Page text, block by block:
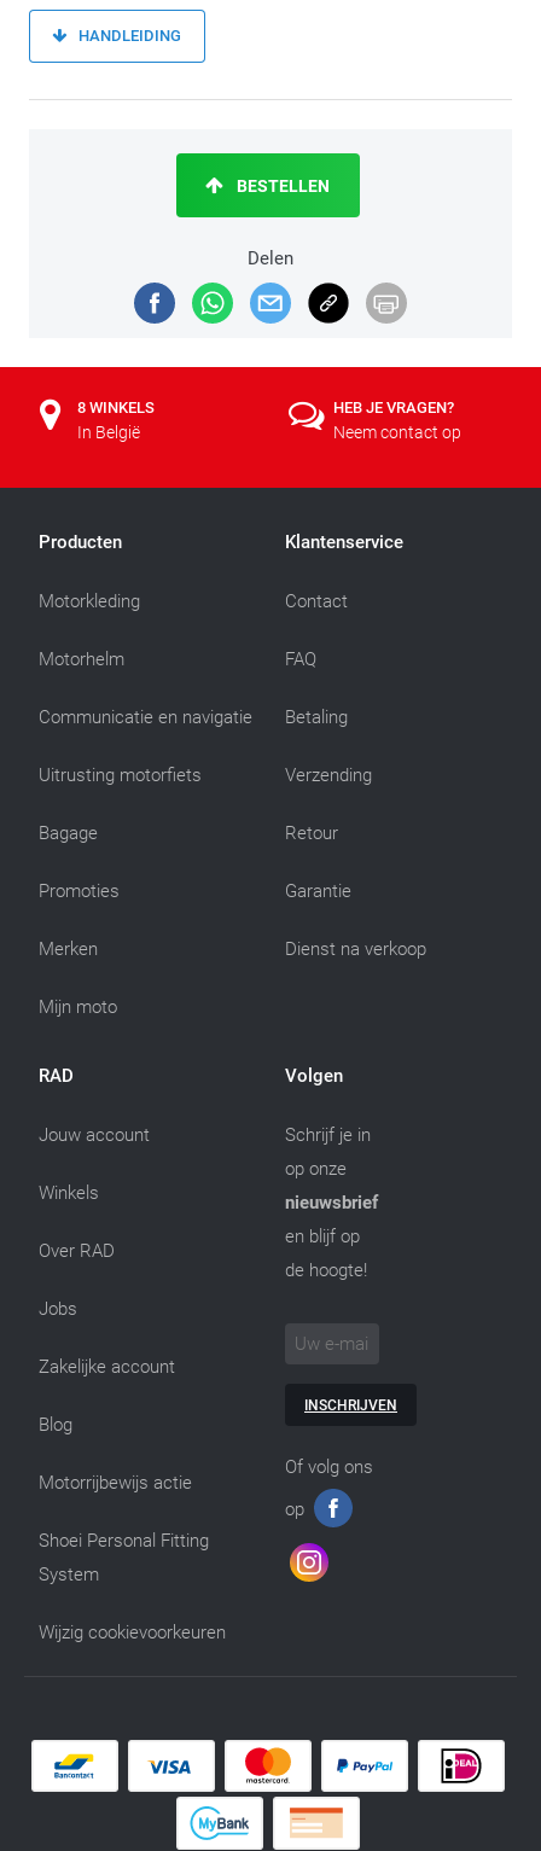
HANDLEIDING
Delen
BESTELLEN
8 WINKELS
In België
HEB JE VRAGEN?
Neem contact op
Producten
Motorkleding
Motorhelm
Communicatie en navigatie
Uitrusting motorfiets
Bagage
Promoties
Merken
Mijn moto
Klantenservice
Contact
FAQ
Betaling
Verzending
Retour
Garantie
Dienst na verkoop
RAD
Jouw account
Winkels
Over RAD
Jobs
Zakelijke account
Blog
Motorrijbewijs actie
Shoei Personal Fitting
System
Wijzig cookievoorkeuren
Volgen
Schrijf je in
op onze
nieuwsbrief
en blijf op
de hoogte!
INSCHRIJVEN
Of volg ons
op